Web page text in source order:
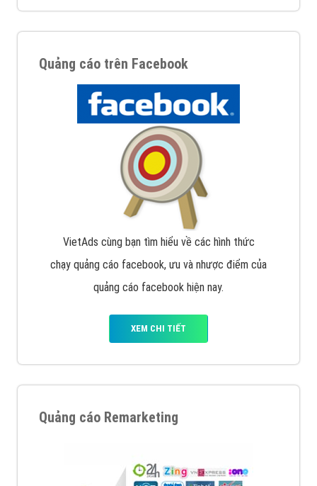
Quảng cáo trên Facebook
VietAds cùng bạn tìm hiểu về các hình thức
chạy quảng cáo facebook, ưu và nhược điểm của
quảng cáo facebook hiện nay.
XEM CHI TIẾT
Quảng cáo Remarketing